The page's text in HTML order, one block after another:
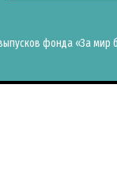
фонда «За мир